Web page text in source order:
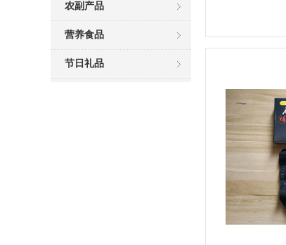
农副产品
营养食品
节日礼品